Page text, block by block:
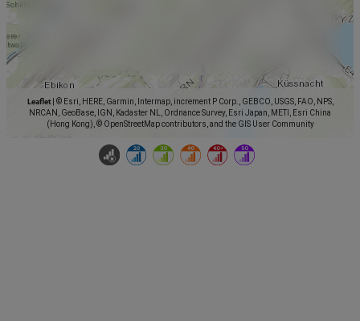
Leaflet
© Esri, HERE, Garmin, Intermap, increment P Corp., GEBCO, USGS, FAO, NPS,
NRCAN, GeoBase, IGN, Kadaster NL, Ordnance Survey, Esri Japan, METI, Esri China
(Hong Kong), © OpenStreetMap contributors, and the GIS User Community